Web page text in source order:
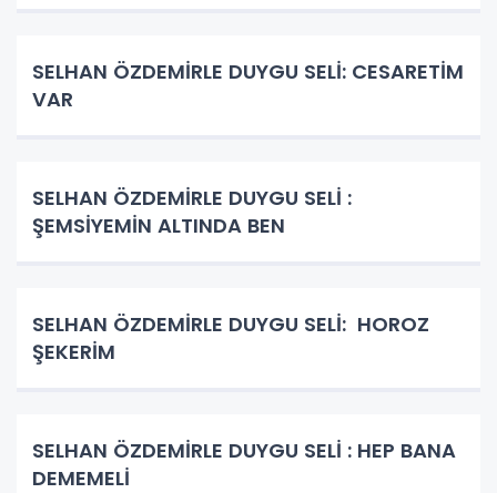
SELHAN ÖZDEMİRLE DUYGU SELİ: CESARETİM
VAR
SELHAN ÖZDEMİRLE DUYGU SELİ :
ŞEMSİYEMİN ALTINDA BEN
SELHAN ÖZDEMİRLE DUYGU SELİ: HOROZ
ŞEKERİM
SELHAN ÖZDEMİRLE DUYGU SELİ : HEP BANA
DEMEMELİ